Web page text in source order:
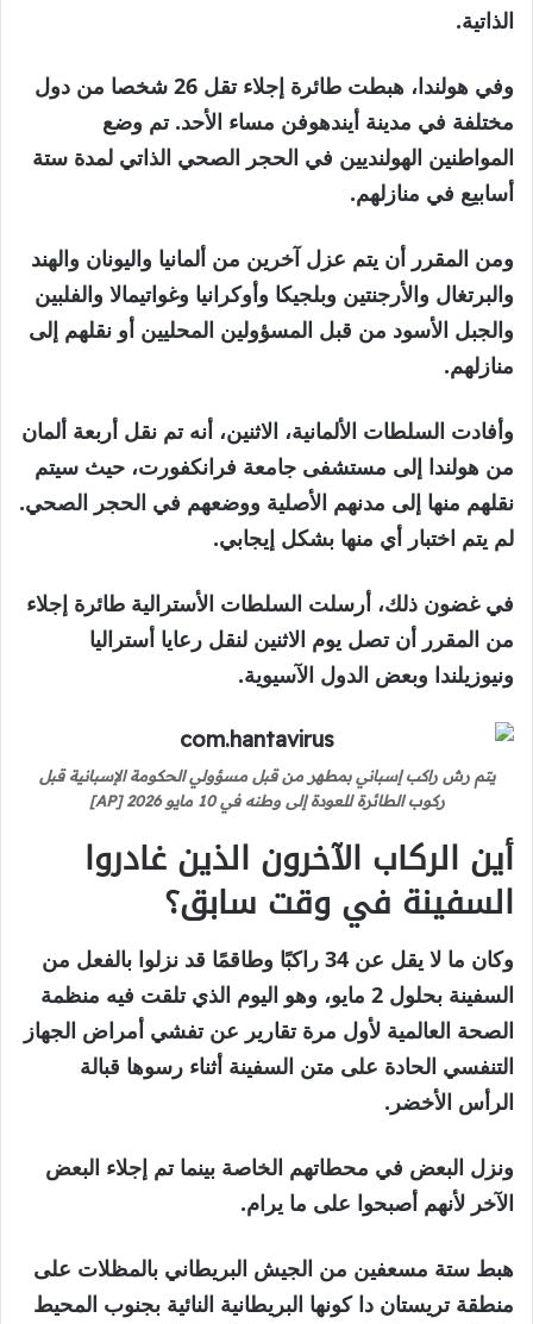
الذاتية.
وفي هولندا، هبطت طائرة إجلاء تقل 26 شخصا من دول
مختلفة في مدينة أيندهوفن مساء الأحد. تم وضع
المواطنين الهولنديين في الحجر الصحي الذاتي لمدة ستة
أسابيع في منازلهم.
ومن المقرر أن يتم عزل آخرين من ألمانيا واليونان والهند
والبرتغال والأرجنتين وبلجيكا وأوكرانيا وغواتيمالا والفلبين
والجبل الأسود من قبل المسؤولين المحليين أو نقلهم إلى
منازلهم.
وأفادت السلطات الألمانية، الاثنين، أنه تم نقل أربعة ألمان
من هولندا إلى مستشفى جامعة فرانكفورت، حيث سيتم
نقلهم منها إلى مدنهم الأصلية ووضعهم في الحجر الصحي.
لم يتم اختبار أي منها بشكل إيجابي.
في غضون ذلك، أرسلت السلطات الأسترالية طائرة إجلاء
من المقرر أن تصل يوم الاثنين لنقل رعايا أستراليا
ونيوزيلندا وبعض الدول الآسيوية.
يتم رش راكب إسباني بمطهر من قبل مسؤولي الحكومة الإسبانية قبل
ركوب الطائرة للعودة إلى وطنه في 10 مايو 2026 [AP]
أين الركاب الآخرون الذين غادروا
السفينة في وقت سابق؟
وكان ما لا يقل عن 34 راكبًا وطاقمًا قد نزلوا بالفعل من
السفينة بحلول 2 مايو، وهو اليوم الذي تلقت فيه منظمة
الصحة العالمية لأول مرة تقارير عن تفشي أمراض الجهاز
التنفسي الحادة على متن السفينة أثناء رسوها قبالة
الرأس الأخضر.
ونزل البعض في محطاتهم الخاصة بينما تم إجلاء البعض
الآخر لأنهم أصبحوا على ما يرام.
هبط ستة مسعفين من الجيش البريطاني بالمظلات على
منطقة تريستان دا كونها البريطانية النائية بجنوب المحيط